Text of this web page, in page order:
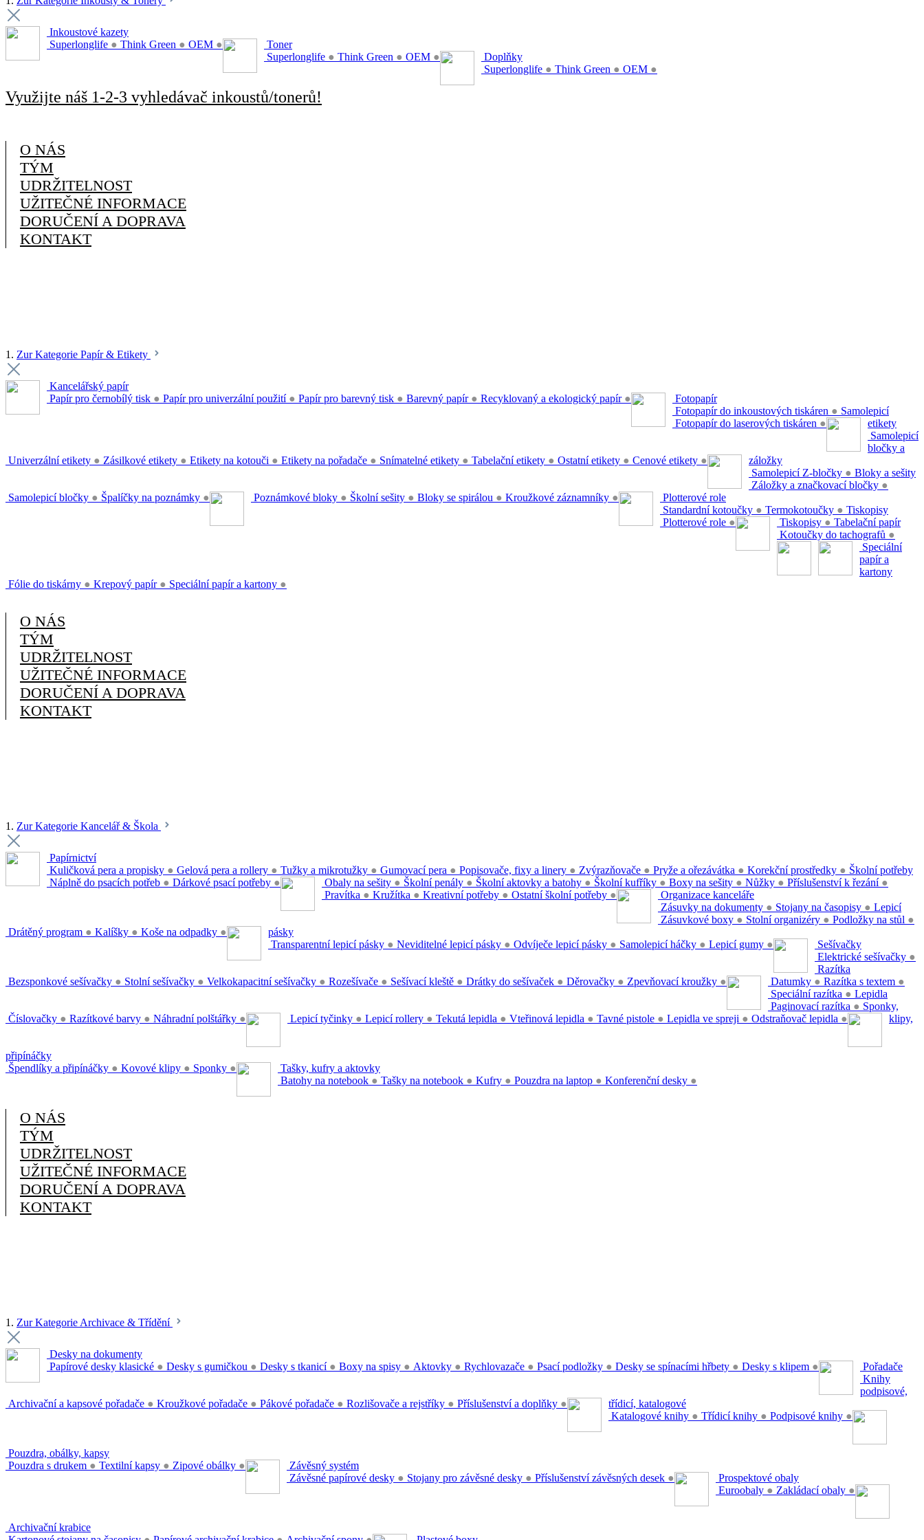
Inkoustové kazety
Superlonglife ● Think Green ● OEM ●
Toner
Superlonglife ● Think Green ● OEM ●
Doplňky
Superlonglife ● Think Green ● OEM ●
Využijte náš 1-2-3 vyhledávač inkoustů/tonerů!
O NÁS
TÝM
UDRŽITELNOST
UŽITEČNÉ INFORMACE
DORUČENÍ A DOPRAVA
KONTAKT
1. Zur Kategorie Papír & Etikety
Kancelářský papír
Papír pro černobílý tisk ● Papír pro univerzální použití ● Papír pro barevný tisk ● Barevný papír ● Recyklovaný a ekologický papír ●
Fotopapír
Fotopapír do inkoustových tiskáren ●
Fotopapír do laserových tiskáren ●
Samolepicí
etikety
Univerzální etikety ● Zásilkové etikety ● Etikety na kotouči ● Etikety na pořadače ● Snímatelné etikety ● Tabelační etikety ● Ostatní etikety ● Cenové etikety ●
Samolepicí
bločky a
záložky
Samolepicí Z-bločky ●
Záložky a značkovací bločky ●
Samolepicí bločky ● Špalíčky na poznámky ●
Bloky a sešity
Poznámkové bloky ● Školní sešity ● Bloky se spirálou ● Kroužkové záznamníky ●
Plotterové role
Standardní kotoučky ● Termokotoučky ●
Plotterové role ●
Tiskopisy
Tiskopisy ●
Kotoučky do tachografů ●
Tabelační papír
Speciální
papír a
kartony
Fólie do tiskárny ● Krepový papír ● Speciální papír a kartony ●
O NÁS
TÝM
UDRŽITELNOST
UŽITEČNÉ INFORMACE
DORUČENÍ A DOPRAVA
KONTAKT
1. Zur Kategorie Kancelář & Škola
Papírnictví
Kuličková pera a propisky ● Gelová pera a rollery ● Tužky a mikrotužky ● Gumovací pera ● Popisovače, fixy a linery ● Zvýrazňovače ● Pryže a ořezávátka ● Korekční prostředky ●
Náplně do psacích potřeb ● Dárkové psací potřeby ●
Školní potřeby
Obaly na sešity ● Školní penály ● Školní aktovky a batohy ● Školní kufříky ● Boxy na sešity ● Nůžky ● Příslušenství k řezání ●
Pravítka ● Kružítka ● Kreativní potřeby ● Ostatní školní potřeby ●
Organizace kanceláře
Zásuvky na dokumenty ● Stojany na časopisy ●
Zásuvkové boxy ● Stolní organizéry ● Podložky na stůl ●
Drátěný program ● Kalíšky ● Koše na odpadky ●
Lepicí
pásky
Transparentní lepicí pásky ● Neviditelné lepicí pásky ● Odvíječe lepicí pásky ● Samolepicí háčky ● Lepicí gumy ●
Sešívačky
Elektrické sešívačky ●
Bezsponkové sešívačky ● Stolní sešívačky ● Velkokapacitní sešívačky ● Rozešívače ● Sešívací kleště ● Drátky do sešívaček ● Děrovačky ● Zpevňovací kroužky ●
Razítka
Datumky ● Razítka s textem ●
Speciální razítka ●
Paginovací razítka ●
Číslovačky ● Razítkové barvy ● Náhradní polštářky ●
Lepidla
Lepicí tyčinky ● Lepicí rollery ● Tekutá lepidla ● Vteřinová lepidla ● Tavné pistole ● Lepidla ve spreji ● Odstraňovač lepidla ●
Sponky,
klipy,
připínáčky
Špendlíky a připínáčky ● Kovové klipy ● Sponky ●
Tašky, kufry a aktovky
Batohy na notebook ● Tašky na notebook ● Kufry ● Pouzdra na laptop ● Konferenční desky ●
O NÁS
TÝM
UDRŽITELNOST
UŽITEČNÉ INFORMACE
DORUČENÍ A DOPRAVA
KONTAKT
1. Zur Kategorie Archivace & Třídění
Desky na dokumenty
Papírové desky klasické ● Desky s gumičkou ● Desky s tkanicí ● Boxy na spisy ● Aktovky ● Rychlovazače ● Psací podložky ● Desky se spínacími hřbety ● Desky s klipem ● Pořadače
Archivační a kapsové pořadače ● Kroužkové pořadače ● Pákové pořadače ● Rozlišovače a rejstříky ● Příslušenství a doplňky ●
Knihy
podpisové,
třídicí, katalogové
Katalogové knihy ● Třídicí knihy ● Podpisové knihy ●
Pouzdra, obálky, kapsy
Pouzdra s drukem ● Textilní kapsy ● Zipové obálky ●
Závěsný systém
Závěsné papírové desky ● Stojany pro závěsné desky ● Příslušenství závěsných desek ●
Prospektové obaly
Euroobaly ● Zakládací obaly ●
Archivační krabice